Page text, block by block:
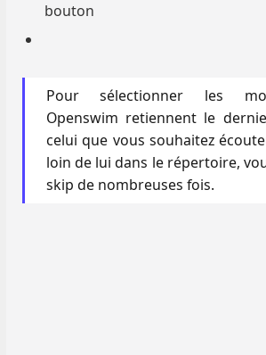
bouton
Pour sélectionner les
Openswim retiennent le
celui que vous souhaitez
loin de lui dans le répertoire,
skip de nombreuses fois.